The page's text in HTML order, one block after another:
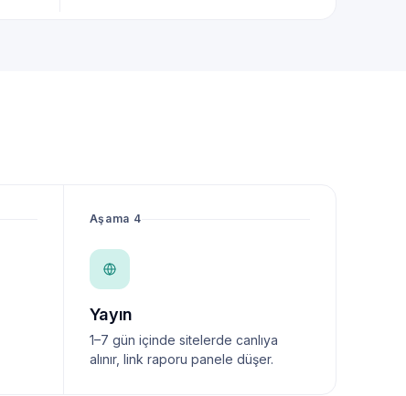
Aşama 4
Yayın
1–7 gün içinde sitelerde canlıya
alınır, link raporu panele düşer.